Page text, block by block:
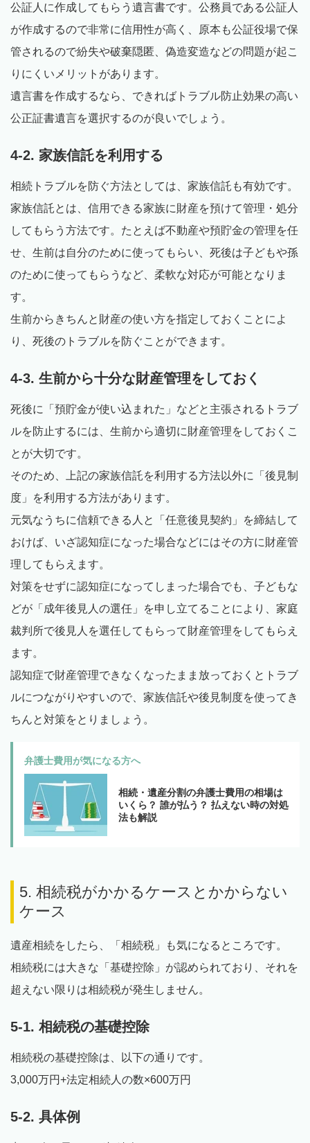
公証人に作成してもらう遺言書です。公務員である公証人
が作成するので非常に信用性が高く、原本も公証役場で保
管されるので紛失や破棄隠匿、偽造変造などの問題が起こ
りにくいメリットがあります。
遺言書を作成するなら、できればトラブル防止効果の高い
公正証書遺言を選択するのが良いでしょう。
4-2. 家族信託を利用する
相続トラブルを防ぐ方法としては、家族信託も有効です。
家族信託とは、信用できる家族に財産を預けて管理・処分
してもらう方法です。たとえば不動産や預貯金の管理を任
せ、生前は自分のために使ってもらい、死後は子どもや孫
のために使ってもらうなど、柔軟な対応が可能となりま
す。
生前からきちんと財産の使い方を指定しておくことによ
り、死後のトラブルを防ぐことができます。
4-3. 生前から十分な財産管理をしておく
死後に「預貯金が使い込まれた」などと主張されるトラブ
ルを防止するには、生前から適切に財産管理をしておくこ
とが大切です。
そのため、上記の家族信託を利用する方法以外に「後見制
度」を利用する方法があります。
元気なうちに信頼できる人と「任意後見契約」を締結して
おけば、いざ認知症になった場合などにはその方に財産管
理してもらえます。
対策をせずに認知症になってしまった場合でも、子どもな
どが「成年後見人の選任」を申し立てることにより、家庭
裁判所で後見人を選任してもらって財産管理をしてもらえ
ます。
認知症で財産管理できなくなったまま放っておくとトラブ
ルにつながりやすいので、家族信託や後見制度を使ってき
ちんと対策をとりましょう。
弁護士費用が気になる方へ
相続・遺産分割の弁護士費用の相場は
いくら？ 誰が払う？ 払えない時の対処
法も解説
5. 相続税がかかるケースとかからない
ケース
遺産相続をしたら、「相続税」も気になるところです。
相続税には大きな「基礎控除」が認められており、それを
超えない限りは相続税が発生しません。
5-1. 相続税の基礎控除
相続税の基礎控除は、以下の通りです。
3,000万円+法定相続人の数×600万円
5-2. 具体例